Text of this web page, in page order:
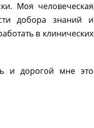
Моя человеческая
добора знаний и
в клинических
и дорогой мне это